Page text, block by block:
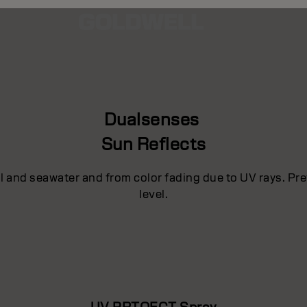
Dualsenses
Sun Reflects
seawater and from color fading due to UV rays.
level.